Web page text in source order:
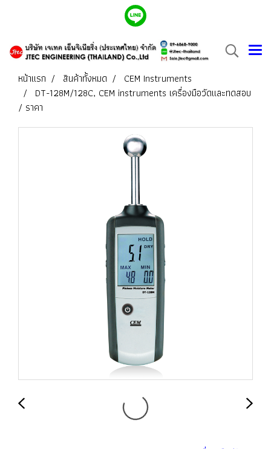
หน้าแรก สินค้าทั้งหมด
CEM Instruments
DT-128M/128C, CEM instruments เครื่องมือวัดและทดสอบ
/ ราคา